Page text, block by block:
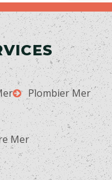
Plombier Mer
Mer